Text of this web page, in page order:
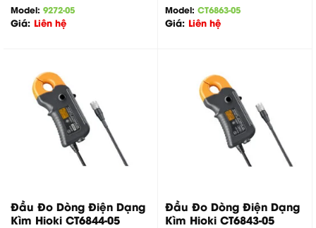
Model: 9272-05
Giá: Liên hệ
Model: CT6863-05
Giá: Liên hệ
Đầu Đo Dòng Điện Dạng
Kìm Hioki CT6844-05
Đầu Đo Dòng Điện Dạng
Kìm Hioki CT6843-05